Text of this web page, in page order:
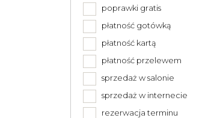
poprawki gratis
płatność gotówką
płatność kartą
płatność przelewem
sprzedaż w salonie
sprzedaż w internecie
rezerwacja terminu